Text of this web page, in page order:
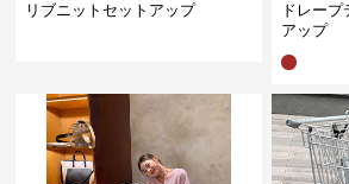
リブニットセットアップ
ドレー
アップ